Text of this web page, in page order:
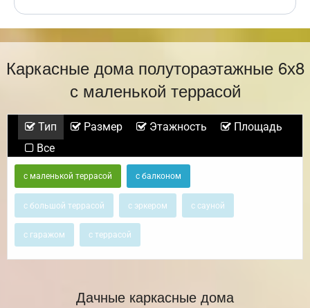
Каркасные дома полутораэтажные 6х8
с маленькой террасой
Тип Размер Этажность
Площадь
Все
с маленькой террасой с балконом
с большой террасой с эркером с сауной
с гаражом с террасой
Дачные каркасные дома